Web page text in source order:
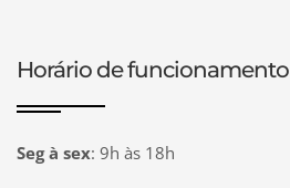
Horário de funcionamento
Seg à sex: 9h às 18h